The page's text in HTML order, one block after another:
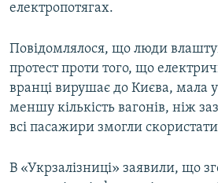
електропотягах.
Повідомлялося, що люди
протест проти того, що
вранці вирушає до Києва, мала
меншу кількість вагонів, ніж
всі пасажири змогли
В «Укрзалізниці» заявили, що